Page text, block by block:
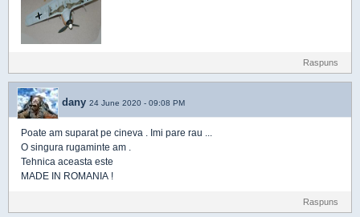
Raspuns
dany 24 June 2020 - 09:08 PM
Poate am suparat pe cineva . Imi pare rau ...
O singura rugaminte am .
Tehnica aceasta este
MADE IN ROMANIA !
Raspuns